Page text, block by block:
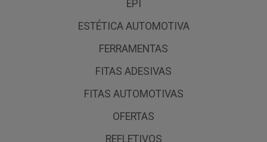
EPI
ESTÉTICA AUTOMOTIVA
FERRAMENTAS
FITAS ADESIVAS
FITAS AUTOMOTIVAS
OFERTAS
REFLETIVOS